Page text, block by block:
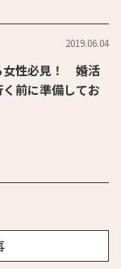
2019.06.04
女性必見！ 婚活
前に準備してお